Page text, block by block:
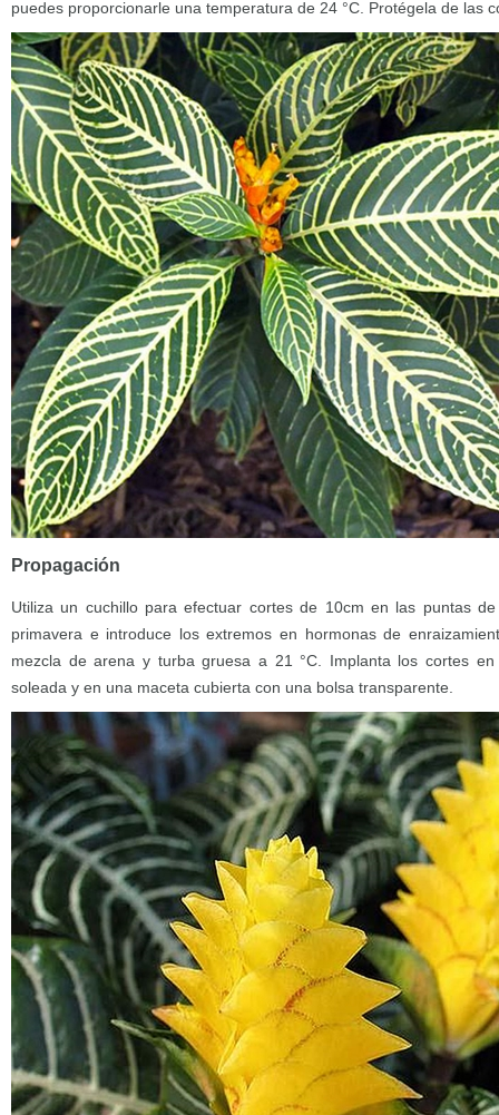
puedes proporcionarle una temperatura de 24 °C. Protégela de las
Propagación
Utiliza un cuchillo para efectuar cortes de 10cm en las puntas
primavera e introduce los extremos en hormonas de
mezcla de arena y turba gruesa a 21 °C. Implanta los cortes
soleada y en una maceta cubierta con una bolsa transparente.